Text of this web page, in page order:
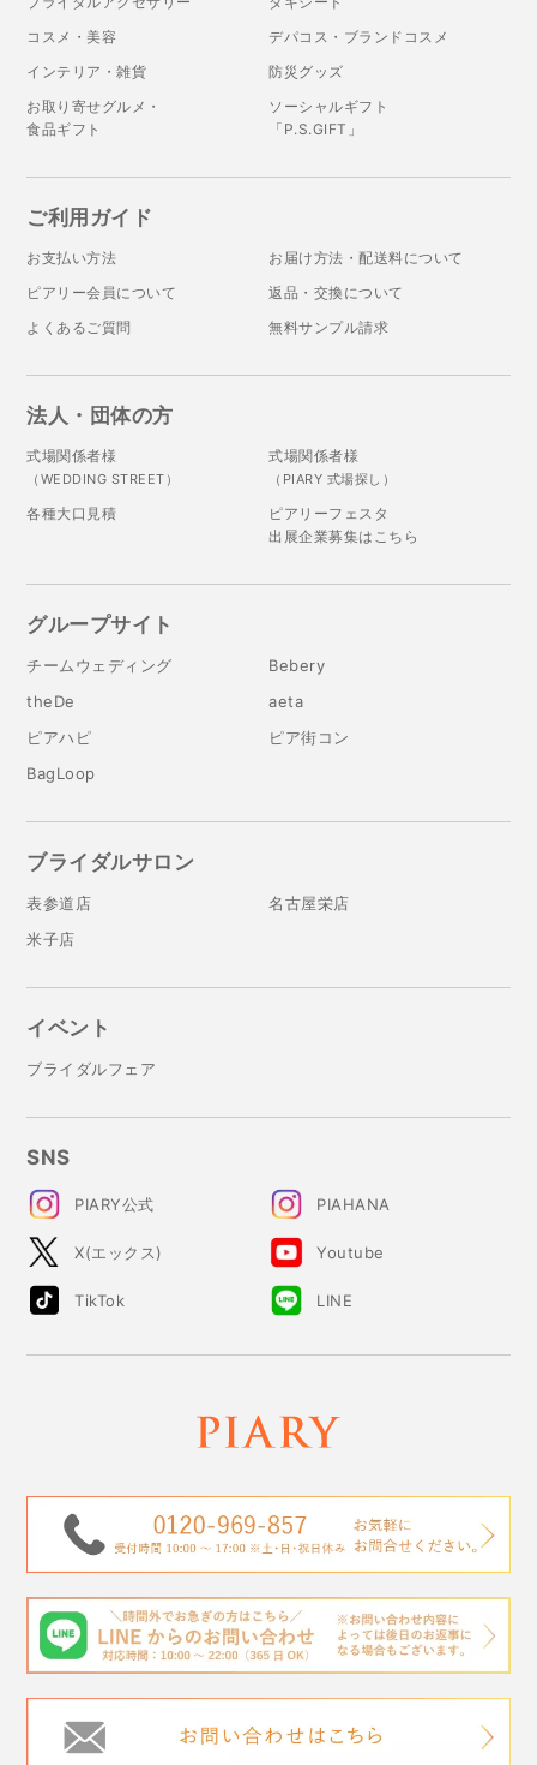
コスメ・美容
デパコス・ブランドコスメ
インテリア・雑貨
防災グッズ
お取り寄せグルメ・
食品ギフト
ソーシャルギフト
「P.S.GIFT」
ご利用ガイド
お支払い方法
お届け方法・配送料について
ピアリー会員について
返品・交換について
よくあるご質問
無料サンプル請求
法人・団体の方
式場関係者様
（WEDDING STREET）
式場関係者様
（PIARY 式場探し）
各種大口見積
ピアリーフェスタ
出展企業募集はこちら
グループサイト
チームウェディング
Bebery
theDe
aeta
ピアハピ
ピア街コン
BagLoop
ブライダルサロン
表参道店
名古屋栄店
米子店
イベント
ブライダルフェア
SNS
PIARY公式 PIAHANA
X(エックス) Youtube
TikTok LINE